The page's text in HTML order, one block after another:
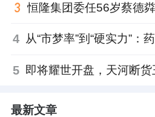
4
5
最新文章